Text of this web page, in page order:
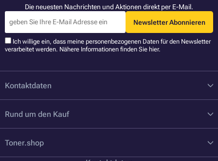
Die neuesten Nachrichten und Aktionen direkt per E-Mail.
Newsletter Abonnieren
Ich willige ein, dass meine personenbezogenen Daten für den Newsletter
verarbeitet werden. Nähere Informationen finden Sie hier.
Kontaktdaten
Rund um den Kauf
Toner.shop